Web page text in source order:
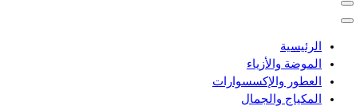
الرئيسية
الموضة والأزياء
العطور والإكسسوارات
المكياج والجمال